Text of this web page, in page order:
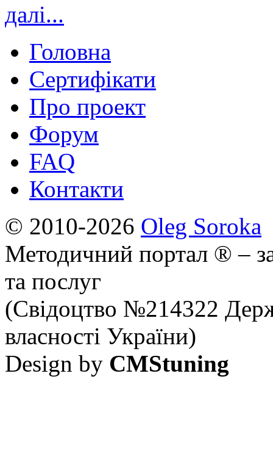
далі...
Головна
Сертифікати
Про проект
Форум
FAQ
Контакти
© 2010-2026 Oleg Soroka
Методичний портал ® –
та послуг
(Свідоцтво №214322
власності України)
Design by CMStuning